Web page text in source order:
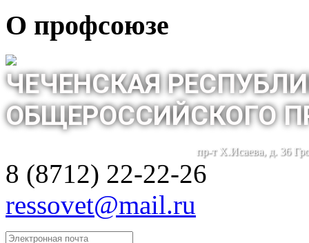
О профсоюзе
ЧЕЧЕНСКАЯ
ОБЩЕРОССИЙСКОГО
пр-т Х.Исаева, д. 36
8 (8712) 22-22-26
ressovet@mail.ru